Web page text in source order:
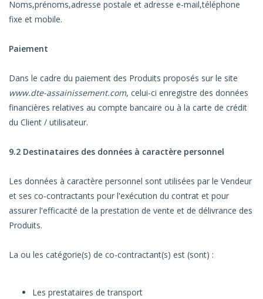
Noms,prénoms,adresse postale et adresse e-mail,téléphone
fixe et mobile.
Paiement
Dans le cadre du paiement des Produits proposés sur le site
www.dte-assainissement.com, celui-ci enregistre des données
financières relatives au compte bancaire ou à la carte de crédit
du Client / utilisateur.
9.2 Destinataires des données à caractère personnel
Les données à caractère personnel sont utilisées par le Vendeur
et ses co-contractants pour l'exécution du contrat et pour
assurer l'efficacité de la prestation de vente et de délivrance des
Produits.
La ou les catégorie(s) de co-contractant(s) est (sont) :
Les prestataires de transport